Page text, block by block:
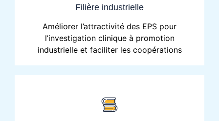
Filière industrielle
Améliorer l’attractivité des EPS pour
l’investigation clinique à promotion
industrielle et faciliter les coopérations